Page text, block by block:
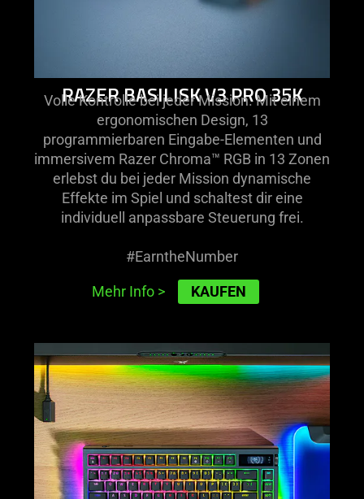
RAZER BASILISK V3 PRO 35K
Volle Kontrolle bei jeder Mission. Mit einem
ergonomischen Design, 13
programmierbaren Eingabe-Elementen und
immersivem Razer Chroma™ RGB in 13 Zonen
erlebst du bei jeder Mission dynamische
Effekte im Spiel und schaltest dir eine
individuell anpassbare Steuerung frei.
#EarntheNumber
Mehr Info > KAUFEN
learn
more
-
razer
blackwidow
v4
pro
75%